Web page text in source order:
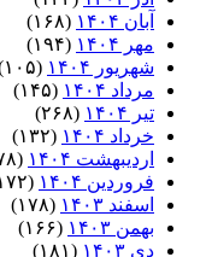
آبان ۱۴۰۴
(۱۶۸)
مهر ۱۴۰۴
(۱۹۴)
شهریور ۱۴۰۴
(۱۰۵)
مرداد ۱۴۰۴
(۱۴۵)
تیر ۱۴۰۴
(۲۶۸)
خرداد ۱۴۰۴
(۱۳۲)
اردیبهشت ۱۴۰۴
(۱۷۸)
فروردین ۱۴۰۴
(۱۷۲)
اسفند ۱۴۰۳
(۱۷۸)
بهمن ۱۴۰۳
(۱۶۶)
دی ۱۴۰۳
(۱۸۱)